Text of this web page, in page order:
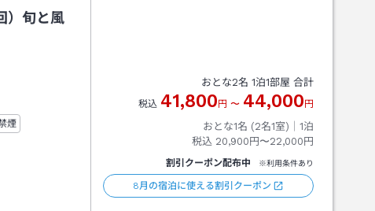
）旬と風
煙
おとな2名 1泊1部屋 合計
税込 41,800円 〜 44,000円
おとな1名 (2名1室)｜ 1泊
税込 20,900円〜22,000円
割引クーポン配布中 ※利用条件あり
8月の宿泊に使える割引クーポン